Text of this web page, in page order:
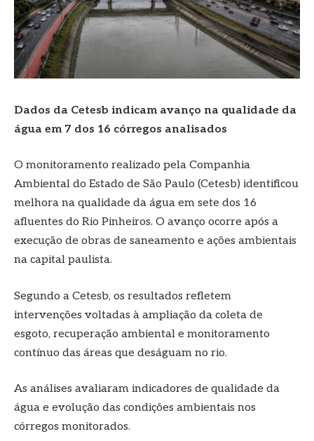
Dados da Cetesb indicam avanço na qualidade da
água em 7 dos 16 córregos analisados
O monitoramento realizado pela Companhia
Ambiental do Estado de São Paulo (Cetesb) identificou
melhora na qualidade da água em sete dos 16
afluentes do Rio Pinheiros. O avanço ocorre após a
execução de obras de saneamento e ações ambientais
na capital paulista.
Segundo a Cetesb, os resultados refletem
intervenções voltadas à ampliação da coleta de
esgoto, recuperação ambiental e monitoramento
contínuo das áreas que deságuam no rio.
As análises avaliaram indicadores de qualidade da
água e evolução das condições ambientais nos
córregos monitorados.